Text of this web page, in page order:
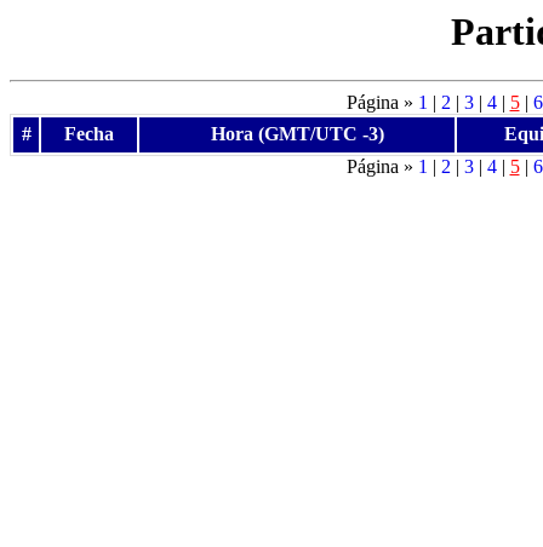
Página » 1 | 2| 3| 4| 5| 6
#
Fecha Hora (GMT/UTC -3)
Página » 1 | 2| 3| 4| 5| 6